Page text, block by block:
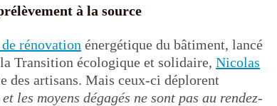
à la source
rénovation énergétique du bâtiment, lancé
Transition écologique et solidaire, Nicolas
des artisans. Mais ceux-ci déplorent
les moyens dégagés ne sont pas au rendez-